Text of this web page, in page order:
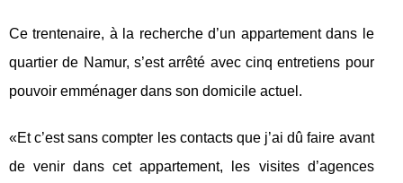
Ce trentenaire, à la recherche d’un appartement dans le
quartier de Namur, s’est arrêté avec cinq entretiens pour
pouvoir emménager dans son domicile actuel.
«Et c’est sans compter les contacts que j’ai dû faire avant
de venir dans cet appartement, les visites d’agences